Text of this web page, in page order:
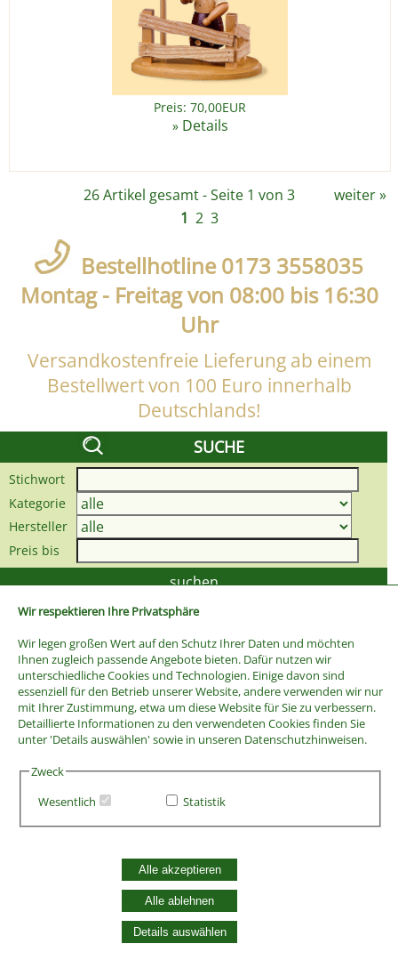
Wir respektieren Ihre Privatsphäre
Wir legen großen Wert auf den Schutz Ihrer Daten und möchten
Ihnen zugleich passende Angebote bieten. Dafür nutzen wir
unterschiedliche Cookies und Technologien. Einige davon sind
essenziell für den Betrieb unserer Website, andere verwenden wir nur
mit Ihrer Zustimmung, etwa um diese Website für Sie zu verbessern.
Detaillierte Informationen zu den verwendeten Cookies finden Sie
unter 'Details auswählen' sowie in unseren Datenschutzhinweisen.
Zweck
Wesentlich
Statistik
Alle akzeptieren
Alle ablehnen
Details auswählen
Preis: 70,00EUR
» Details
26 Artikel gesamt - Seite 1 von 3 weiter»
1 2 3
Bestellhotline 0173 3558035
Montag - Freitag von 08:00 bis 16:30
Uhr
Versandkostenfreie Lieferung ab einem
Bestellwert von 100 Euro innerhalb
Deutschlands!
SUCHE
Stichwort
Kategorie
Hersteller
Preis bis
AGB
Vertrag widerrufen
Datenschutzerklärung
Zahlung und Versand
Batterieentsorgung
Widerruf Cookie-Einwilligung